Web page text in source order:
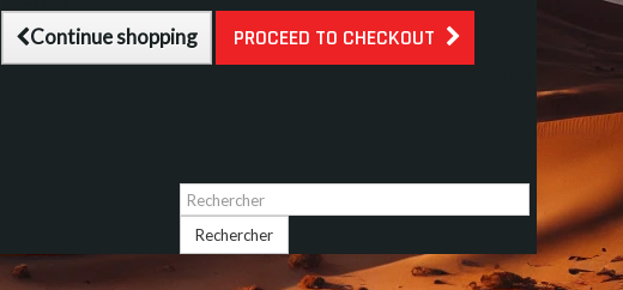
Continue shopping PROCEED TO CHECKOUT
Rechercher